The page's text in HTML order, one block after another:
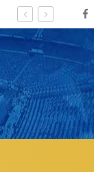
odchod z Realu